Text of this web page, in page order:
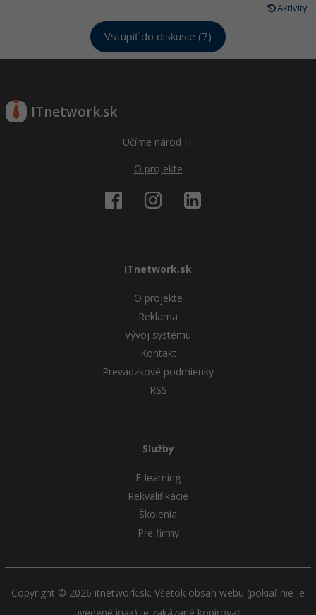
Aktivity
Vstúpiť do diskusie (7)
ITnetwork.sk
Učíme národ IT
O projekte
ITnetwork.sk
O projekte
Reklama
Vývoj systému
Kontakt
Prevádzkové podmienky
RSS
Služby
E-learning
Rekvalifikácie
Školenia
Pre firmy
Copyright © 2026 itnetwork.sk. Všetok obsah webu (pokiaľ nie je